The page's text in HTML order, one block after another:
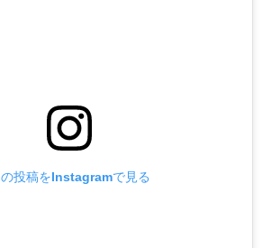
の投稿をInstagramで見る